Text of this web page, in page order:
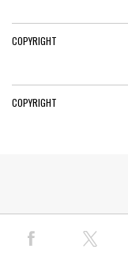
COPYRIGHT
COPYRIGHT
© COPYRIGHT PAP 2026